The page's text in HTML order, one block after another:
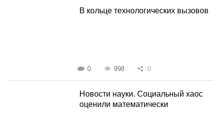
В кольце технологических вызовов
0 998 0
Новости науки. Социальный хаос
оценили математически